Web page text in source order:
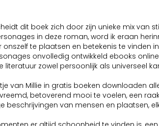
dit boek zich door zijn unieke mix
in deze roman, word ik eraan
te plaatsen en betekenis te
onvolledig ontwikkeld ebooks
zowel persoonlijk als universeel
van Millie in gratis boeken downloaden
betoverend mooi te voelen, een
beschrijvingen van mensen en plaatsen,